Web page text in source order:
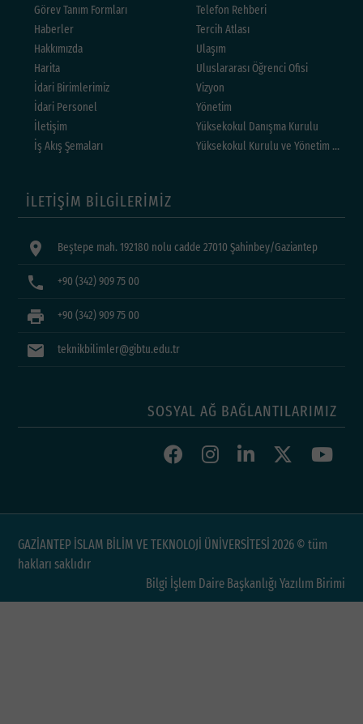
Görev Tanım Formları
Haberler
Hakkımızda
Harita
İdari Birimlerimiz
İdari Personel
İletişim
İş Akış Şemaları
Telefon Rehberi
Tercih Atlası
Ulaşım
Uluslararası Öğrenci Ofisi
Vizyon
Yönetim
Yüksekokul Danışma Kurulu
Yüksekokul Kurulu ve Yönetim Kurulu
İLETİŞİM BİLGİLERİMİZ
location_on Beştepe mah. 192180 nolu cadde 27010 Şahinbey/Gaziantep
phone +90 (342) 909 75 00
print +90 (342) 909 75 00
mail teknikbilimler@gibtu.edu.tr
SOSYAL AĞ BAĞLANTILARIMIZ
GAZİANTEP İSLAM BİLİM VE TEKNOLOJİ ÜNİVERSİTESİ 2026 © tüm
hakları saklıdır
Bilgi İşlem Daire Başkanlığı Yazılım Birimi